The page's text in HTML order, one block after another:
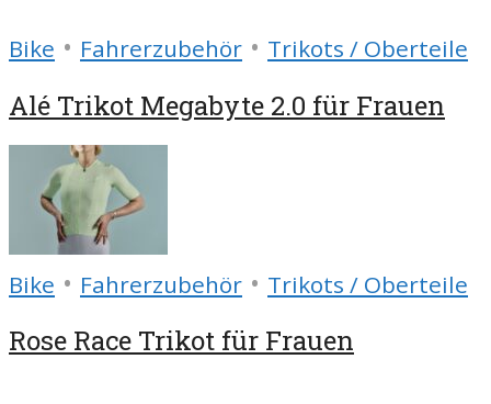
Bike • Fahrerzubehör • Trikots / Oberteile
Alé Trikot Megabyte 2.0 für Frauen
Bike • Fahrerzubehör • Trikots / Oberteile
Rose Race Trikot für Frauen